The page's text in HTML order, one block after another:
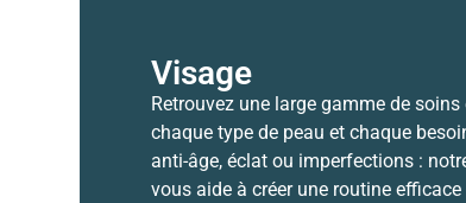
Visage
Retrouvez une large gamme de
chaque type de peau et chaque
anti-âge, éclat ou imperfections :
vous aide à créer une routine